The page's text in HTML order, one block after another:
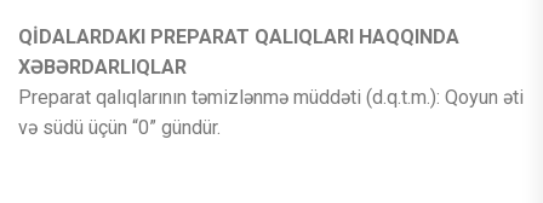
QİDALARDAKI PREPARAT QALIQLARI HAQQINDA
XƏBƏRDARLIQLAR
Preparat qalıqlarının təmizlənmə müddəti (d.q.t.m.): Qoyun əti
və südü üçün “0” gündür.